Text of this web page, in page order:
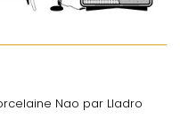
Nao par Lladro